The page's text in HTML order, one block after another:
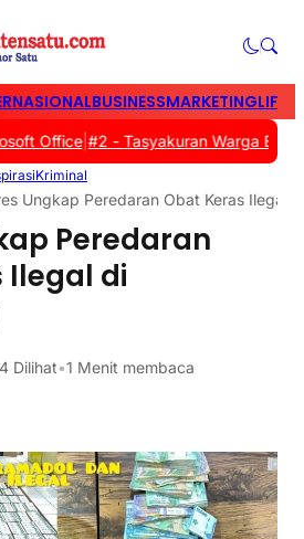
BUSINESSMARKETING
Office|#2 -Tasyakuran Warga Baru
Kriminal
Ungkap Peredaran Obat Keras Ilegal
Peredaran
Ilegal di
Dilihat•1 Menit membaca